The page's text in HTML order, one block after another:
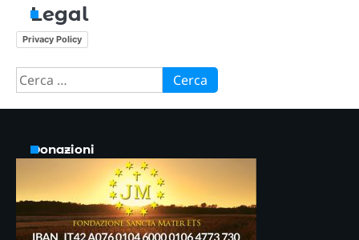
Legal
Privacy Policy
Ricerca
per:
Donazioni